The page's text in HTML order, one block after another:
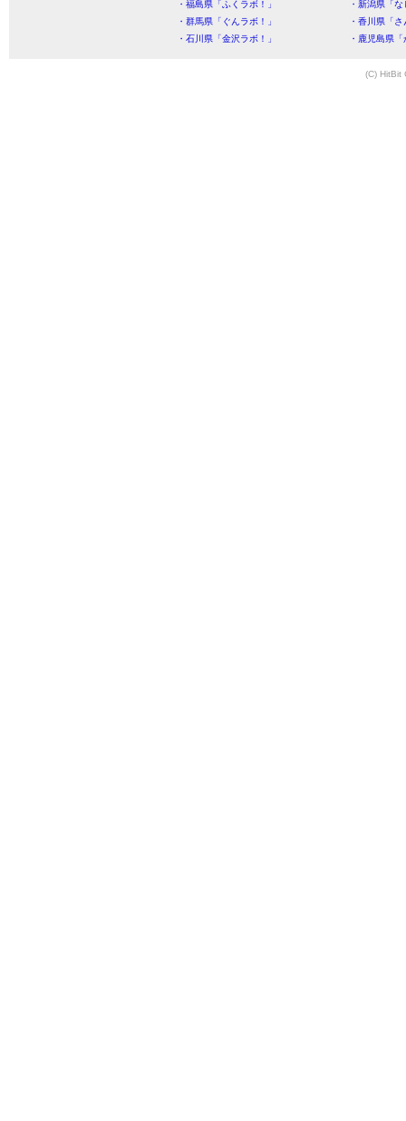
・福島県「ふくラボ！」
・新潟県「
・群馬県「ぐんラボ！」
・香川県「
・石川県「金沢ラボ！」
・鹿児島県
(C) HitBit